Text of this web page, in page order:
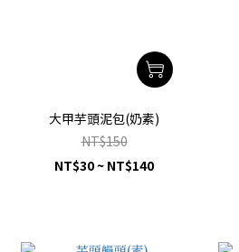
大甲芋頭泥包(奶素)
NT$150
NT$30 ~ NT$140